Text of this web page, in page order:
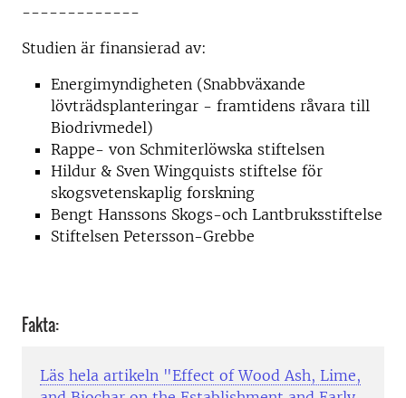
-------------
Studien är finansierad av:
Energimyndigheten (Snabbväxande
lövträdsplanteringar - framtidens råvara till
Biodrivmedel)
Rappe- von Schmiterlöwska stiftelsen
Hildur & Sven Wingquists stiftelse för
skogsvetenskaplig forskning
Bengt Hanssons Skogs-och Lantbruksstiftelse
Stiftelsen Petersson-Grebbe
Fakta:
Läs hela artikeln "Effect of Wood Ash, Lime,